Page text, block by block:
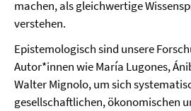
machen, als gleichwertige
verstehen.
Epistemologisch sind unsere
Autor*innen wie María Lugones,
Walter Mignolo, um sich
gesellschaftlichen, ökonomischen